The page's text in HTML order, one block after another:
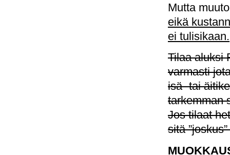
Mutta
eikä
ei tulisikaan.
Tilaa aluksi
varmasti
isä- tai
tarkemman
Jos tilaat
sitä